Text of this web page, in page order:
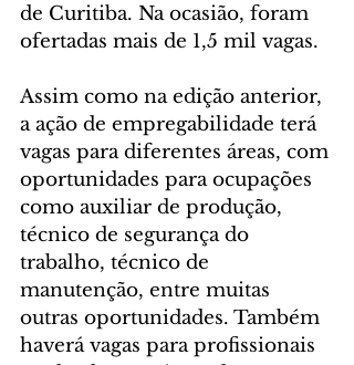
de Curitiba. Na ocasião, foram
ofertadas mais de 1,5 mil vagas.
Assim como na edição anterior,
a ação de empregabilidade terá
vagas para diferentes áreas, com
oportunidades para ocupações
como auxiliar de produção,
técnico de segurança do
trabalho, técnico de
manutenção, entre muitas
outras oportunidades. Também
haverá vagas para profissionais